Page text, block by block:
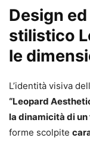
Design
stilistico
le
L’identità visiva
“Leopard
la dinamicità di
forme scolpite